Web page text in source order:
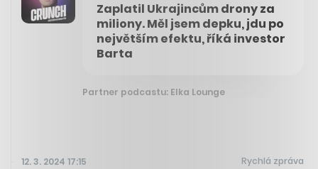
Zaplatil Ukrajincům drony za
miliony. Měl jsem depku, jdu po
největším efektu, říká investor
Barta
Partner podcastu: Elka Lounge
12. 3. 2024 17:15 Rychlá zpráva